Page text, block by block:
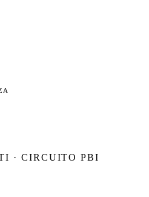
· CIRCUITO PBI